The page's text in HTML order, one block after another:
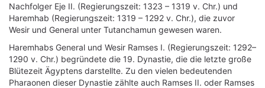
Nachfolger Eje II. (Regierungszeit: 1323 – 1319 v. Chr.) und
Haremhab (Regierungszeit: 1319 – 1292 v. Chr.), die zuvor
Wesir und General unter Tutanchamun gewesen waren.
Haremhabs General und Wesir Ramses I. (Regierungszeit: 1292–
1290 v. Chr.) begründete die 19. Dynastie, die die letzte große
Blütezeit Ägyptens darstellte. Zu den vielen bedeutenden
Pharaonen dieser Dynastie zählte auch Ramses II. oder Ramses